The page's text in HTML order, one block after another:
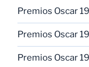
Premios Oscar
Premios Oscar
Premios Oscar